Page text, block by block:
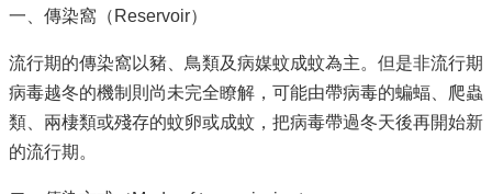
隱
權
政
策
資
一、傳染窩（Reservoir）
流行期的傳染窩以豬、鳥類及病媒蚊成蚊為主。但是非流行期
病毒越冬的機制則尚未完全瞭解，可能由帶病毒的蝙蝠、爬蟲
類、兩棲類或殘存的蚊卵或成蚊，把病毒帶過冬天後再開始新
的流行期。